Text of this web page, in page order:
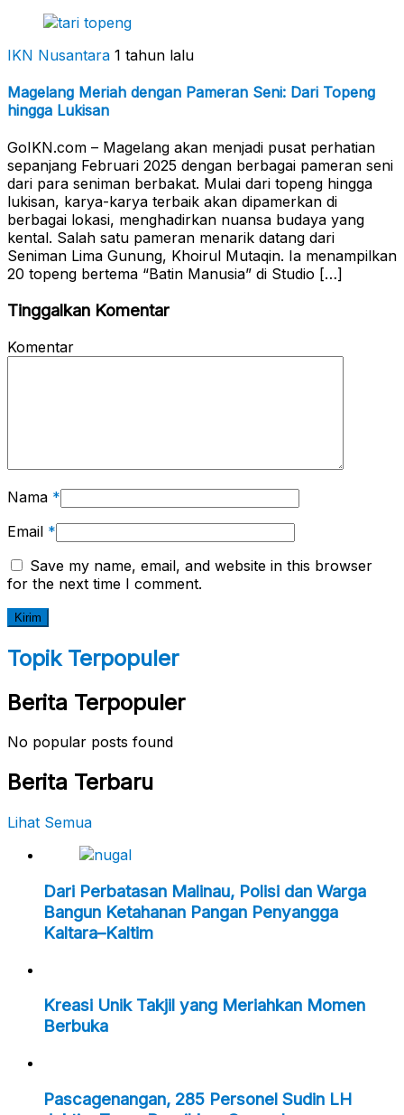
IKN Nusantara 1 tahun lalu
Magelang Meriah dengan Pameran Seni: Dari Topeng
hingga Lukisan
GoIKN.com – Magelang akan menjadi pusat perhatian
sepanjang Februari 2025 dengan berbagai pameran seni
dari para seniman berbakat. Mulai dari topeng hingga
lukisan, karya-karya terbaik akan dipamerkan di
berbagai lokasi, menghadirkan nuansa budaya yang
kental. Salah satu pameran menarik datang dari
Seniman Lima Gunung, Khoirul Mutaqin. Ia menampilkan
20 topeng bertema “Batin Manusia” di Studio […]
Tinggalkan Komentar
Komentar
Nama *
Email *
Save my name, email, and website in this browser
for the next time I comment.
Topik Terpopuler
Berita Terpopuler
No popular posts found
Berita Terbaru
Lihat Semua
Dari Perbatasan Malinau, Polisi dan Warga
Bangun Ketahanan Pangan Penyangga
Kaltara–Kaltim
Kreasi Unik Takjil yang Meriahkan Momen
Berbuka
Pascagenangan, 285 Personel Sudin LH